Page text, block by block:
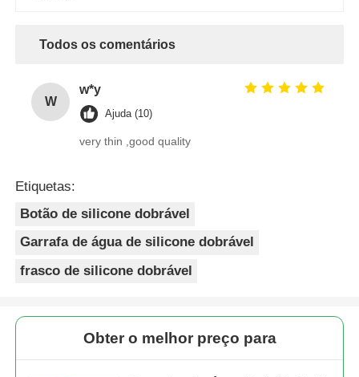
Todos os comentários
W
w*y
Ajuda (10)
very thin ,good quality
Etiquetas:
Botão de silicone dobrável
Garrafa de água de silicone dobrável
frasco de silicone dobrável
Obter o melhor preço para